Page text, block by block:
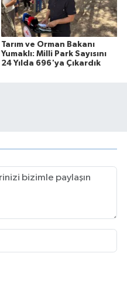
Tarım ve Orman Bakanı
Yumaklı: Milli Park Sayısını
24 Yılda 696'ya Çıkardık